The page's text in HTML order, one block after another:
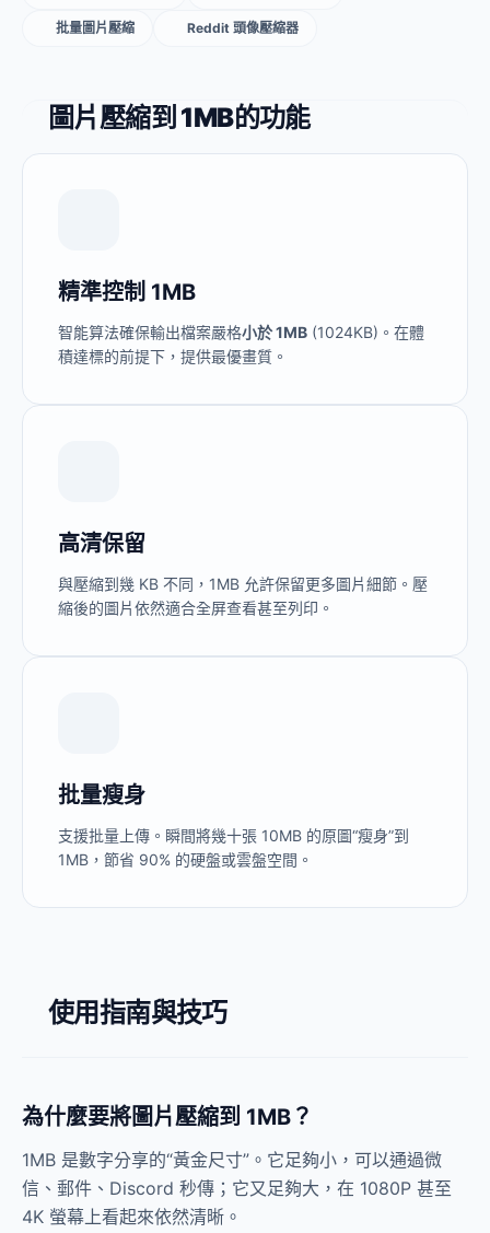
批量圖片壓縮 Reddit 頭像壓縮器
圖片壓縮到 1MB的功能
精準控制 1MB
智能算法確保輸出檔案嚴格小於 1MB (1024KB)。在體
積達標的前提下，提供最優畫質。
高清保留
與壓縮到幾 KB 不同，1MB 允許保留更多圖片細節。壓
縮後的圖片依然適合全屏查看甚至列印。
批量瘦身
支援批量上傳。瞬間將幾十張 10MB 的原圖“瘦身”到
1MB，節省 90% 的硬盤或雲盤空間。
使用指南與技巧
為什麼要將圖片壓縮到 1MB？
1MB 是數字分享的“黃金尺寸”。它足夠小，可以通過微
信、郵件、Discord 秒傳；它又足夠大，在 1080P 甚至
4K 螢幕上看起來依然清晰。